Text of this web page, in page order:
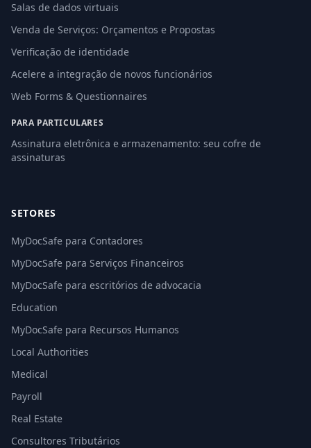
Salas de dados virtuais
Venda de Serviços: Orçamentos e Propostas
Verificação de identidade
Acelere a integração de novos funcionários
Web Forms & Questionnaires
PARA PARTICULARES
Assinatura eletrônica e armazenamento: seu cofre de
assinaturas
SETORES
MyDocSafe para Contadores
MyDocSafe para Serviços Financeiros
MyDocSafe para escritórios de advocacia
Education
MyDocSafe para Recursos Humanos
Local Authorities
Medical
Payroll
Real Estate
Consultores Tributários